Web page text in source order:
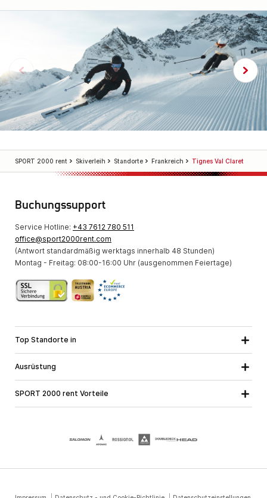
SPORT 2000 rent Skiverleih Standorte Frankreich Tignes Val Claret
Buchungssupport
Service Hotline: +43 7612 780 511
office@sport2000rent.com
(Antwort standardmäßig werktags innerhalb 48 Stunden)
Montag - Freitag: 08:00-16:00 Uhr (ausgenommen Feiertage)
Top Standorte in
Steiermark
Vorarlberg
Ausrüstung
SPORT 2000 rent Vorteile